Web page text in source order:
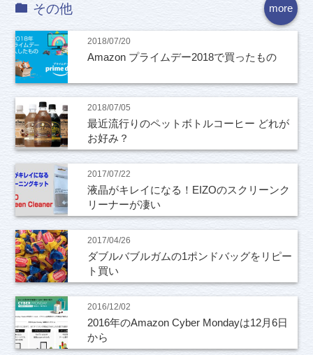
more
その他
2018/07/20
Amazon プライムデー2018で買ったもの
2018/07/05
最近流行りのペットボトルコーヒー どれが
お好み？
2017/07/22
液晶がキレイになる！EIZOのスクリーンク
リーナーが凄い
2017/04/26
ダブルバブルガムの1ポンドバッグをリピー
ト買い
2016/12/02
2016年のAmazon Cyber Mondayは12月6日
から